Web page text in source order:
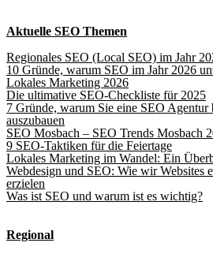
Aktuelle SEO Themen
Regionales SEO (Local SEO) im Jahr
10 Gründe, warum SEO im Jahr 2026
Lokales Marketing 2026
Die ultimative SEO-Checkliste für 2025
7 Gründe, warum Sie eine SEO Agentur
auszubauen
SEO Mosbach – SEO Trends Mosbach
9 SEO-Taktiken für die Feiertage
Lokales Marketing im Wandel: Ein
Webdesign und SEO: Wie wir Websites
erzielen
Was ist SEO und warum ist es wichtig?
Regional